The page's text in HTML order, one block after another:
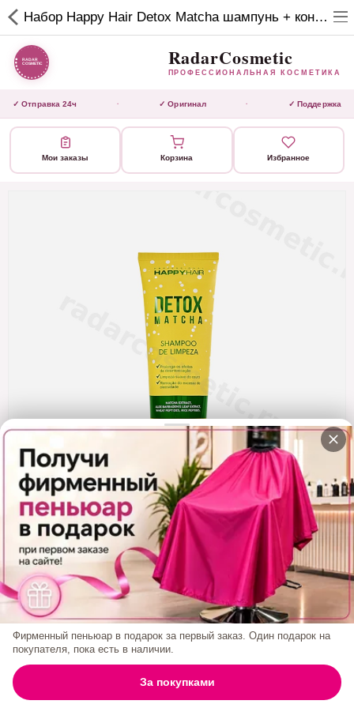
RadarCosmetic
КОСМЕТИКА
✕
Активаторы
Ботокс
Ещё категории
✓ Отправка 24ч · ✓ Оригинал ✓ Поддержка
ГЛАВНАЯ ПОИСК КОРЗИНА АККАУНТ
Набор Happy Hair Detox Matcha шампунь + кондей без сульфатов 250/250 мл
RadarCosmetic
ПРОФЕССИОНАЛЬНАЯ КОСМЕТИКА
✓ Отправка 24ч · ✓ Оригинал · ✓ Поддержка
Мои заказы Корзина Избранное
Набор Happy Hair Detox Matcha Шампунь +
Кондей Без Сульфатов 250/250 Мл
Код товара: 12871288
1 200₽
Фирменный пеньюар в подарок за первый заказ. Один подарок на
покупателя, пока есть в наличии.
За покупками